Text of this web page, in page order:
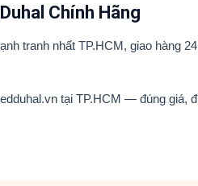
Chính Hãng
tranh nhất TP.HCM, giao hàng
tại TP.HCM — đúng giá,